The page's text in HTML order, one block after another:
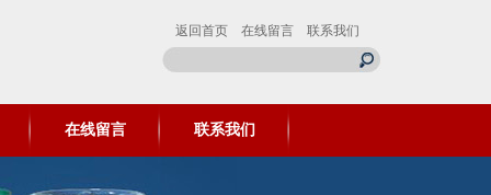
返回首页 在线留言 联系我们
在线留言 联系我们